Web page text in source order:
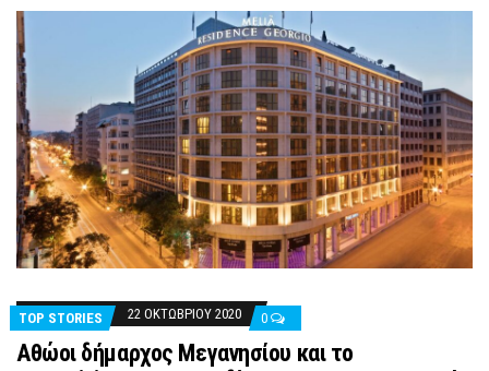
TOP STORIES 22 ΟΚΤΩΒΡΊΟΥ 2020 0
Αθώοι δήμαρχος Μεγανησίου και το